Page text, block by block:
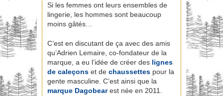
Si les femmes ont leurs ensembles de
lingerie, les hommes sont beaucoup
moins gâtés…
C’est en discutant de ça avec des amis
qu’Adrien Lemaire, co-fondateur de la
marque, a eu l’idée de créer des lignes
de caleçons et de chaussettes pour la
gente masculine. C’est ainsi que la
marque Dagobearest née en 2011.